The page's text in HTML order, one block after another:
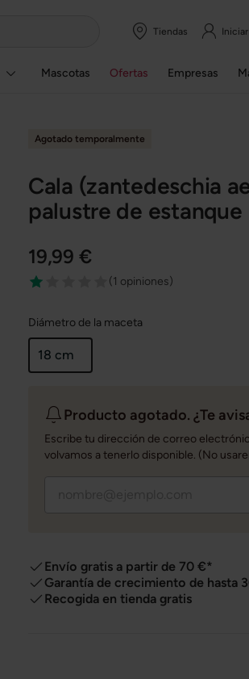
Tiendas
Mascotas Ofertas Empresas
Agotado temporalmente
Cala (zantedeschia
palustre de estanque
19,99 €
(1 opiniones)
Diámetro de la maceta
18 cm
Producto agotado. ¿Te
Escribe tu dirección de correo
volvamos a tenerlo disponible. (No
Envío gratis a partir de 70 €*
Garantía de crecimiento de hasta
Recogida en tienda gratis